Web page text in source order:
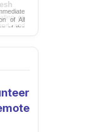
on
and